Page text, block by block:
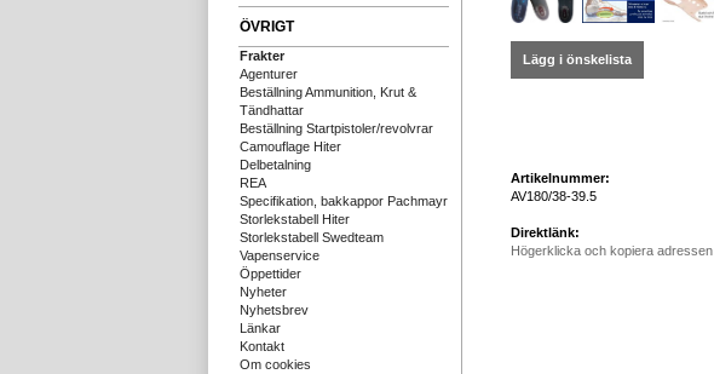
ÖVRIGT
Frakter
Agenturer
Beställning Ammunition, Krut &
Tändhattar
Beställning Startpistoler/revolvrar
Camouflage Hiter
Delbetalning
REA
Specifikation, bakkappor Pachmayr
Storlekstabell Hiter
Storlekstabell Swedteam
Vapenservice
Öppettider
Nyheter
Nyhetsbrev
Länkar
Kontakt
Om cookies
Lägg i önskelista
Artikelnummer:
AV180/38-39.5
Direktlänk:
Högerklicka och kopiera adressen